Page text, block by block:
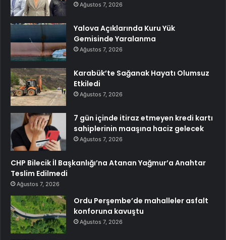
Ağustos 7, 2026
Yalova Açıklarında Kuru Yük
Gemisinde Yaralanma
Ağustos 7, 2026
Karabük’te Sağanak Hayatı Olumsuz
Etkiledi
Ağustos 7, 2026
7 gün içinde itiraz etmeyen kredi kartı
sahiplerinin maaşına haciz gelecek
Ağustos 7, 2026
CHP Bilecik İl Başkanlığı’na Atanan Yağmur’a Anahtar
Teslim Edilmedi
Ağustos 7, 2026
Ordu Perşembe’de mahalleler asfalt
konforuna kavuştu
Ağustos 7, 2026